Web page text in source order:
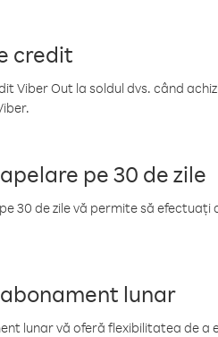
credit
Viber Out la soldul dvs. când
pe 30 de zile
30 de zile vă permite să
lunar
lunar vă oferă flexibilitatea de